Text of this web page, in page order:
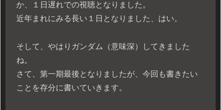
か、１日遅れでの視聴となりました。
近年まれにみる長い１日となりました、はい。
そして、やはりガンダム（意味深）してきました
ね。
さて、第一期最後となりましたが、今回も書きたい
ことを存分に書いていきます。